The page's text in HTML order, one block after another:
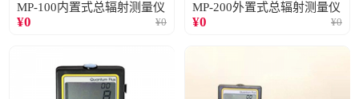
MP-100内置式总辐射测量仪
¥0 ¥0
MP-200外置式总辐射测量仪
¥0 ¥0